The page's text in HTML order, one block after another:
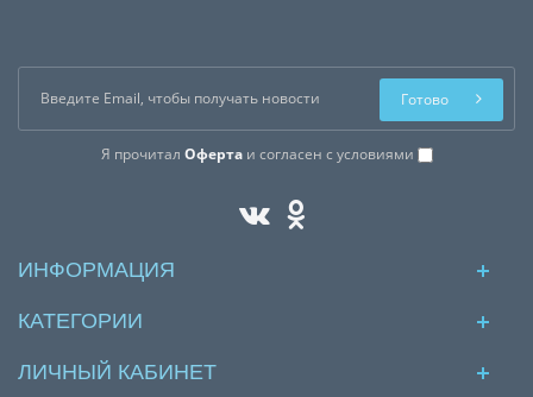
Я прочитал Офертаи согласен с условиями
Готово
ИНФОРМАЦИЯ
КАТЕГОРИИ
ЛИЧНЫЙ КАБИНЕТ